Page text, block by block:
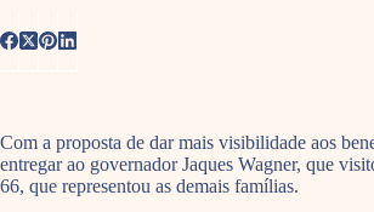
Com a proposta de dar mais visibilidade aos
entregar ao governador Jaques Wagner, que
66, que representou as demais famílias.